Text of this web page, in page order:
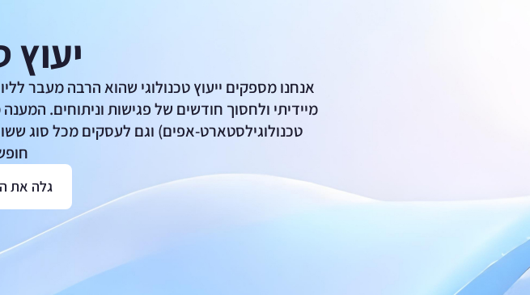
יעוץ
אנחנו מספקים ייעוץ טכנולוגי שהוא הרבה מעבר
מיידיתי ולחסוך חודשים של פגישות וניתוחים.
טכנולוגילסטארט-אפים) וגם לעסקים מכל סוג
גלה את